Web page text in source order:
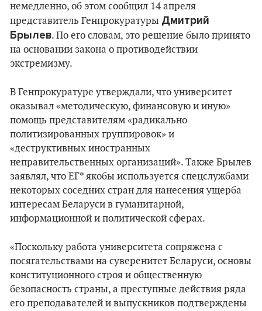
немедленно, об этом сообщил 14 апреля
представитель Генпрокуратуры Дмитрий
Брылев. По его словам, это решение было принято
на основании закона о противодействии
экстремизму.
В Генпрокуратуре утверждали, что университет
оказывал «методическую, финансовую и иную»
помощь представителям «радикально
политизированных группировок» и
«деструктивных иностранных
неправительственных организаций». Также Брылев
заявлял, что ЕГ* якобы используется спецслужбами
некоторых соседних стран для нанесения ущерба
интересам Беларуси в гуманитарной,
информационной и политической сферах.
«Поскольку работа университета сопряжена с
посягательствами на суверенитет Беларуси, основы
конституционного строя и общественную
безопасность страны, а преступные действия ряда
его преподавателей и выпускников подтверждены